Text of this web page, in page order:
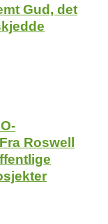
Gud, det
Roswell